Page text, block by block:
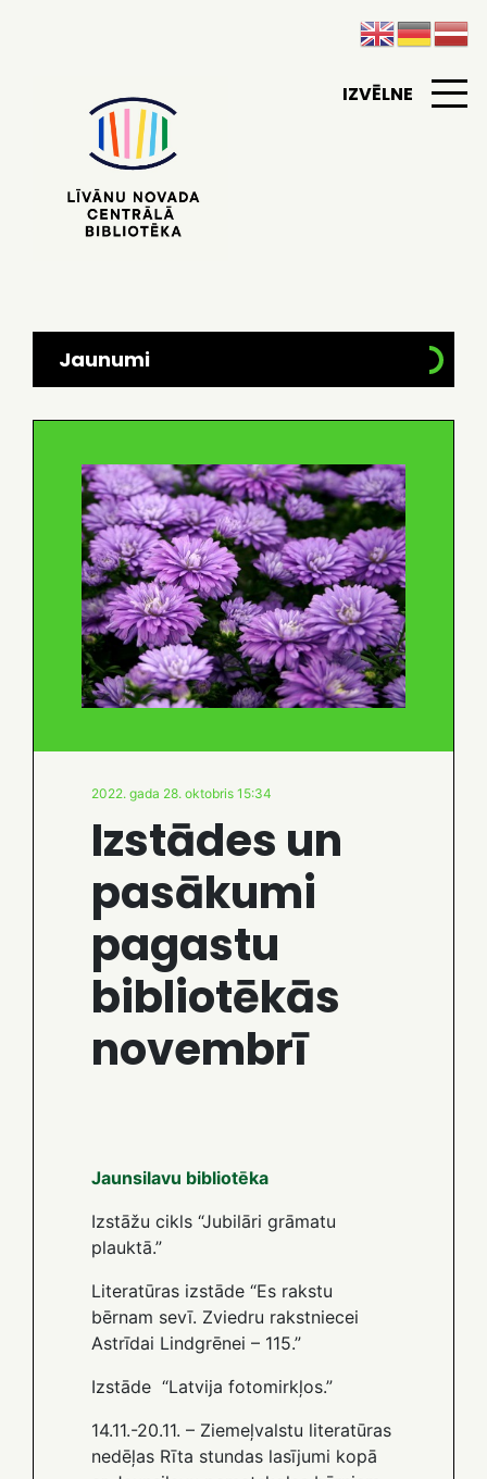
IZVĒLNE
Jaunumi
2022. gada 28. oktobris 15:34
Izstādes un
pasākumi
pagastu
bibliotēkās
novembrī
Jaunsilavu bibliotēka
Izstāžu cikls “Jubilāri grāmatu
plauktā.”
Literatūras izstāde “Es rakstu
bērnam sevī. Zviedru rakstniecei
Astrīdai Lindgrēnei – 115.”
Izstāde “Latvija fotomirkļos.”
14.11.-20.11. – Ziemeļvalstu literatūras
nedēļas Rīta stundas lasījumi kopā